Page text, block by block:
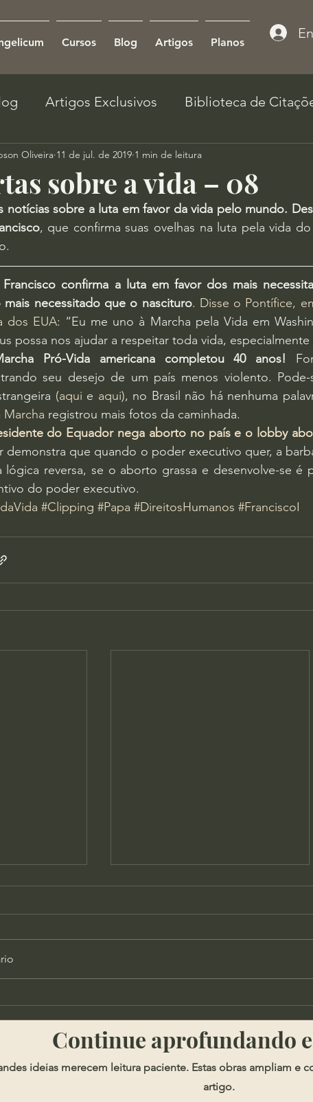
Cursos Blog Artigos Planos
Artigos Exclusivos Biblioteca de
sobre a vida – 08
Oliveira 11 de jul. de 2019 1 min de leitura
notícias sobre a luta em favor da vida pelo mundo.
, que confirma suas ovelhas na luta pela vida
Francisco confirma a luta em favor dos mais
mais necessitado que o nascituro. Disse o Pontífice,
dos EUA: “Eu me uno à Marcha pela Vida em
possa nos ajudar a respeitar toda vida, especialmente
Pró-Vida americana completou 40 anos!
seu desejo de um país menos violento.
(aqui e aqui), no Brasil não há nenhuma
Marcha registrou mais fotos da caminhada.
do Equador nega aborto no país e o lobby
demonstra que quando o poder executivo quer, a
lógica reversa, se o aborto grassa e desenvolve-se é
do poder executivo.
#Clipping #Papa #DireitosHumanos #FranciscoI
a
Cortes - Qual o lugar da
possessões na doutrina
cristã?
​​​Continue aprofundando
ideias merecem leitura paciente. Estas obras ampliam e
artigo.